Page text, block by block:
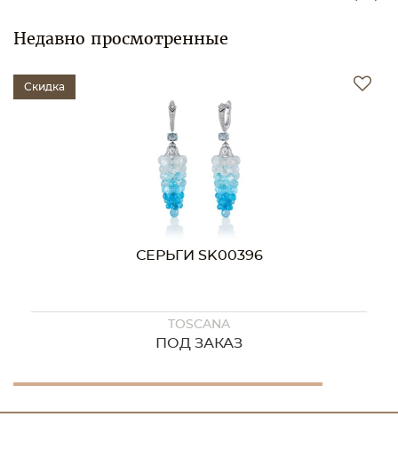
Недавно просмотренные
Скидка
СЕРЬГИ SK00396
TOSCANA
ПОД ЗАКАЗ